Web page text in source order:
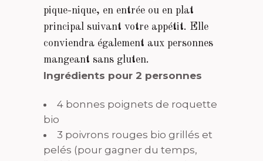
pique-nique, en entrée ou en plat
principal suivant votre appétit. Elle
conviendra également aux personnes
mangeant sans gluten.
Ingrédients pour 2 personnes
4 bonnes poignets de roquette
bio
3 poivrons rouges bio grillés et
pelés (pour gagner du temps,